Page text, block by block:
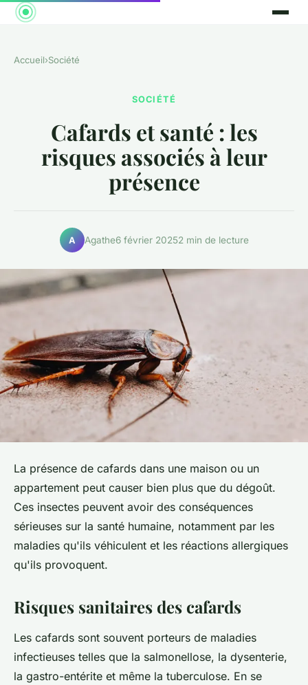
Accueil›Société
SOCIÉTÉ
Cafards et santé : les
risques associés à leur
présence
A Agathe6 février 20252 min de lecture
La présence de cafards dans une maison ou un
appartement peut causer bien plus que du dégoût.
Ces insectes peuvent avoir des conséquences
sérieuses sur la santé humaine, notamment par les
maladies qu'ils véhiculent et les réactions allergiques
qu'ils provoquent.
Risques sanitaires des cafards
Les cafards sont souvent porteurs de maladies
infectieuses telles que la salmonellose, la dysenterie,
la gastro-entérite et même la tuberculose. En se